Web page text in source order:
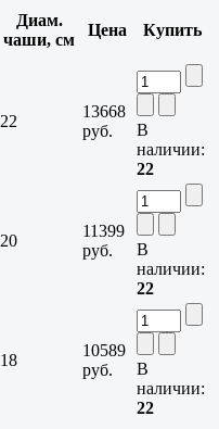
Диам.
чаши, см
Цена Купить
22
13668
руб.
В
наличии:
22
20
11399
руб.
В
наличии:
22
18
10589
руб.
В
наличии:
22